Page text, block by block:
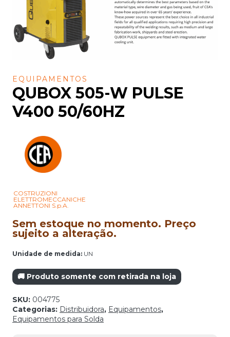
EQUIPAMENTOS
QUBOX 505-W PULSE
V400 50/60HZ
COSTRUZIONI
ELETTROMECCANICHE
ANNETTONI S.p.A.
Sem estoque no momento. Preço
sujeito a alteração.
Unidade de medida: UN
🚚 Produto somente com retirada na loja
SKU: 004775
Categorias: Distribuidora, Equipamentos,
Equipamentos para Solda